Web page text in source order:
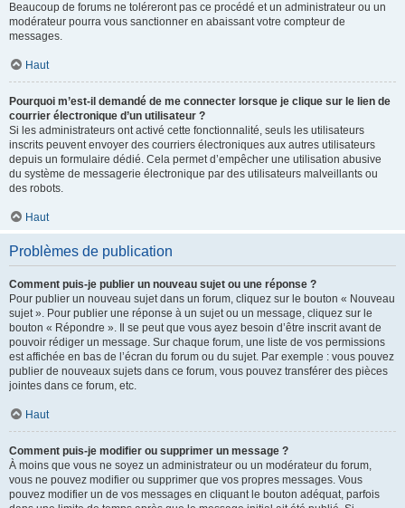
Beaucoup de forums ne toléreront pas ce procédé et un administrateur ou un
modérateur pourra vous sanctionner en abaissant votre compteur de
messages.
Haut
Pourquoi m’est-il demandé de me connecter lorsque je clique sur le lien de
courrier électronique d’un utilisateur ?
Si les administrateurs ont activé cette fonctionnalité, seuls les utilisateurs
inscrits peuvent envoyer des courriers électroniques aux autres utilisateurs
depuis un formulaire dédié. Cela permet d’empêcher une utilisation abusive
du système de messagerie électronique par des utilisateurs malveillants ou
des robots.
Haut
Problèmes de publication
Comment puis-je publier un nouveau sujet ou une réponse ?
Pour publier un nouveau sujet dans un forum, cliquez sur le bouton « Nouveau
sujet ». Pour publier une réponse à un sujet ou un message, cliquez sur le
bouton « Répondre ». Il se peut que vous ayez besoin d’être inscrit avant de
pouvoir rédiger un message. Sur chaque forum, une liste de vos permissions
est affichée en bas de l’écran du forum ou du sujet. Par exemple : vous pouvez
publier de nouveaux sujets dans ce forum, vous pouvez transférer des pièces
jointes dans ce forum, etc.
Haut
Comment puis-je modifier ou supprimer un message ?
À moins que vous ne soyez un administrateur ou un modérateur du forum,
vous ne pouvez modifier ou supprimer que vos propres messages. Vous
pouvez modifier un de vos messages en cliquant le bouton adéquat, parfois